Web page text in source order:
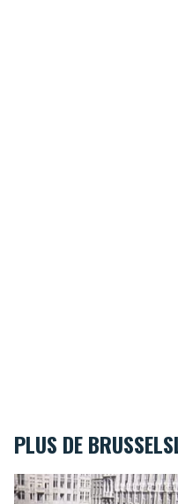
PLUS DE
C'était au temps où